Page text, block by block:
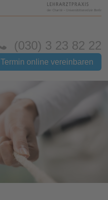
(030) 3 23 82 22
Termin online vereinbaren